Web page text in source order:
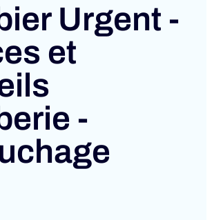
Urgent -
et
-